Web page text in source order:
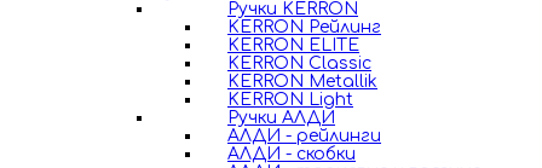
Ручки KERRON
KERRON Рейлинг
KERRON ELITE
KERRON Classic
KERRON Metallik
KERRON Light
Ручки АЛДИ
АЛДИ - рейлинги
АЛДИ - скобки